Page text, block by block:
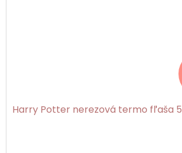
Harry Potter nerezová termo fľaša